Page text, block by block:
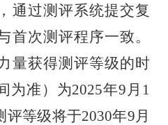
通过测评系统提交复
首次测评程序一致。
量获得测评等级的时
为准）为2025年9 月 1
评等级将于2030年9 月